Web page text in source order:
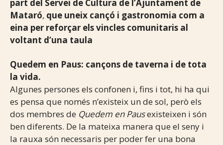
part del Servei de Cultura de l’Ajuntament de
Mataró, que uneix cançó i gastronomia com a
eina per reforçar els vincles comunitaris al
voltant d’una taula
Quedem en Paus: cançons de taverna i de tota
la vida.
Algunes persones els confonen i, fins i tot, hi ha qui
es pensa que només n’existeix un de sol, però els
dos membres de Quedem en Pausexisteixen i són
ben diferents. De la mateixa manera que el seny i
la rauxa són necessaris per poder fer una bona